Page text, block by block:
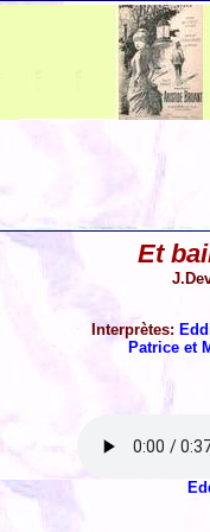
Et
Interprètes:
Patrice et